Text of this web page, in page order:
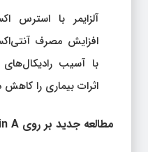
آلزایمر با استرس
افزایش مصرف
با آسیب
اثرات بیماری را
مطالعه جدید بر روی Urolithin A و اثرات آن بر آلزایمر